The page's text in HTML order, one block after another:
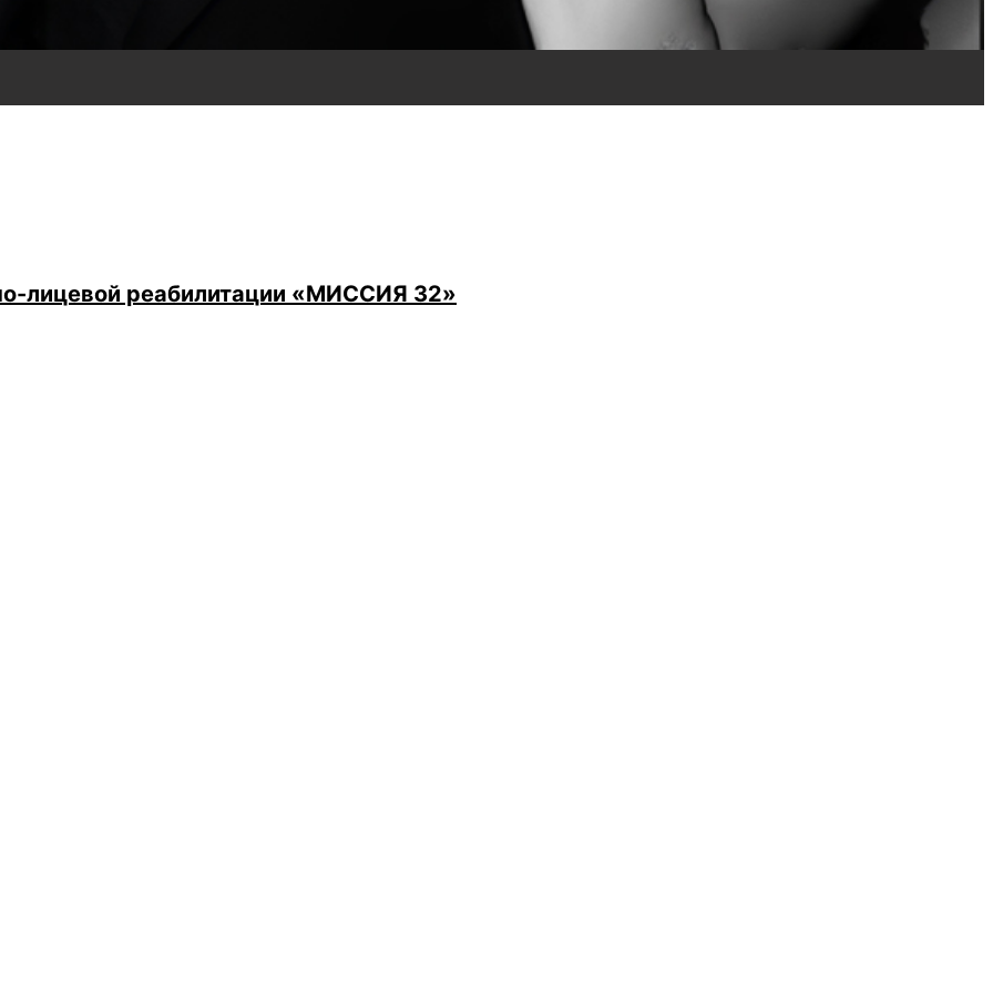
лицевой реабилитации «МИССИЯ 32»